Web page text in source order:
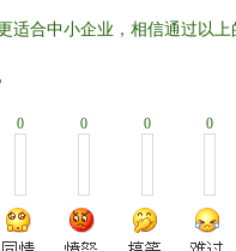
适合中小企业，相信通过以
0 0 0 0